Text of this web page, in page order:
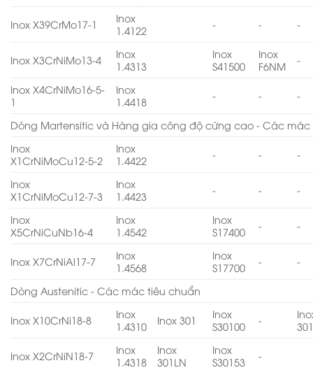
Inox X39CrMo17-1
Inox
1.4122
- - -
Inox X3CrNiMo13-4
Inox
1.4313
Inox
S41500
Inox
F6NM
-
Inox X4CrNiMo16-5-
1
Inox
1.4418
- - -
Dòng Martensitic và Hàng gia công độ cứng cao - Các
Inox
X1CrNiMoCu12-5-2
Inox
1.4422
- - -
Inox
X1CrNiMoCu12-7-3
Inox
1.4423
- - -
Inox
X5CrNiCuNb16-4
Inox
1.4542
Inox
S17400
- -
Inox X7CrNiAl17-7
Inox
1.4568
Inox
S17700
- -
Dòng Austenitic - Các mác tiêu chuẩn
Inox X10CrNi18-8
Inox
1.4310
Inox 301
Inox
S30100
-
Inox X2CrNiN18-7
Inox
1.4318
Inox
301LN
Inox
S30153
-